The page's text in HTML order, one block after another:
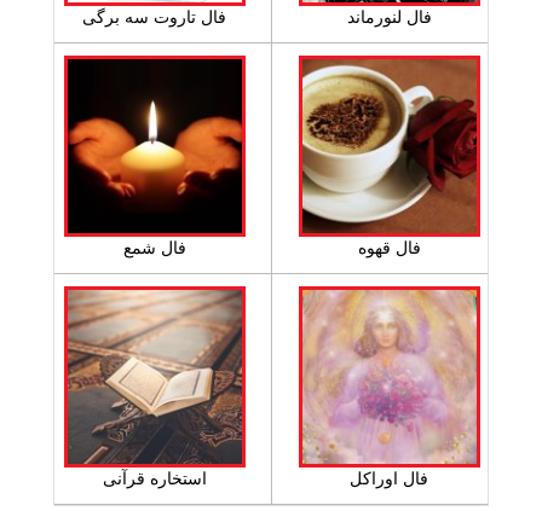
فال لنورماند فال تاروت سه برگی
فال قهوه فال شمع
فال اوراکل استخاره قرآنی